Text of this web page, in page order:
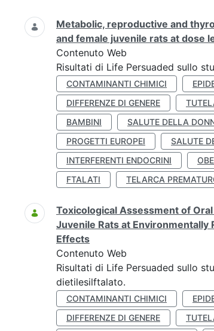
Ricerca
Metabolic, reproductive and
and female juvenile rats at dose
Contenuto Web
Risultati di Life Persuaded sullo
CONTAMINANTI CHIMICI
DIFFERENZE DI GENERE
BAMBINI
SALUTE DELLA
PROGETTI EUROPEI
SALUTE
INTERFERENTI ENDOCRINI
FTALATI
TELARCA
Toxicological Assessment of
Juvenile Rats at
Effects
Contenuto Web
Risultati di Life Persuaded sullo
dietilesilftalato.
CONTAMINANTI CHIMICI
DIFFERENZE DI GENERE